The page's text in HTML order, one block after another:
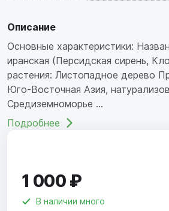
Описание
Основные характеристики:
иранская (Персидская сирень,
растения: Листопадное дерево
Юго-Восточная Азия,
Средиземноморье ...
Подробнее
1 000 ₽
В наличии много